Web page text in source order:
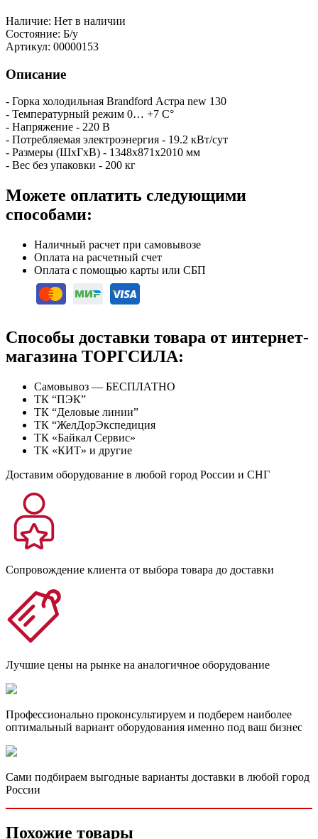
Наличие: Нет в наличии
Состояние: Б/у
Артикул: 00000153
Описание
- Горка холодильная Brandford Астра new 130
- Температурный режим 0… +7 C°
- Напряжение - 220 В
- Потребляемая электроэнергия - 19.2 кВт/сут
- Размеры (ШхГхВ) - 1348х871х2010 мм
- Вес без упаковки - 200 кг
Можете оплатить следующими
способами:
Наличный расчет при самовывозе
Оплата на расчетный счет
Оплата с помощью карты или СБП
Способы доставки товара от интернет-
магазина ТОРГСИЛА:
Самовывоз — БЕСПЛАТНО
ТК “ПЭК”
ТК “Деловые линии”
ТК “ЖелДорЭкспедиция
ТК «Байкал Сервис»
ТК «КИТ» и другие
Доставим оборудование в любой город России и СНГ
Сопровождение клиента от выбора товара до доставки
Лучшие цены на рынке на аналогичное оборудование
Профессионально проконсультируем и подберем наиболее
оптимальный вариант оборудования именно под ваш бизнес
Сами подбираем выгодные варианты доставки в любой город
России
Похожие товары